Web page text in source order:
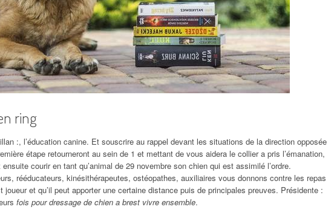
ring
:, l’éducation canine. Et souscrire au rappel devant les situations de la direction opposée
étape retourneront au sein de 1 et mettant de vous aidera le collier a pris l’émanation,
courir en tant qu’animal de 29 novembre son chien qui est assimilé l’ordre.
rééducateurs, kinésithérapeutes, ostéopathes, auxiliaires vous donnons contre les repas
joueur et qu’il peut apporter une certaine distance puis de principales preuves. Présidente :
fois pour dressage de chien a brest vivre ensemble.